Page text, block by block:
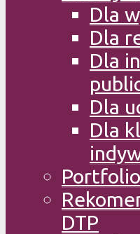
Dla
Dla
Dla
Dla
Dla
Portfolio
DTP